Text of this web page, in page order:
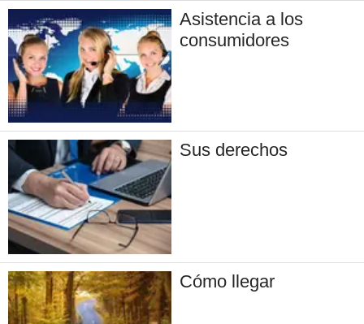
Asistencia a los
consumidores
Sus derechos
Cómo llegar